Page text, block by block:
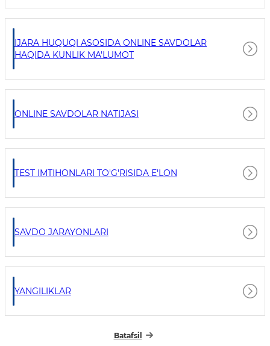
IJARA HUQUQI ASOSIDA ONLINE SAVDOLAR
HAQIDA KUNLIK MA'LUMOT
ONLINE SAVDOLAR NATIJASI
TEST IMTIHONLARI TO'G'RISIDA E'LON
SAVDO JARAYONLARI
YANGILIKLAR
Batafsil